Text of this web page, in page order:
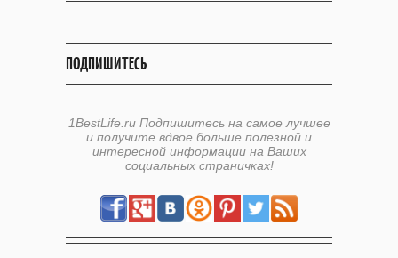
ПОДПИШИТЕСЬ
1BestLife.ru Подпишитесь на самое лучшее
и получите вдвое больше полезной и
интересной информации на Ваших
социальных страничках!